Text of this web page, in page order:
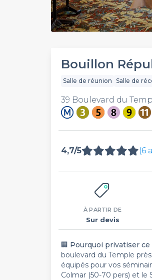
Bouillon
Salle de réunion Salle de
39 Boulevard du
4,7/5 (6
À PARTIR DE
Sur devis
🏢 Pourquoi privatiser ce
boulevard du Temple
équipés pour vos
Colmar (50-70 pers) et le